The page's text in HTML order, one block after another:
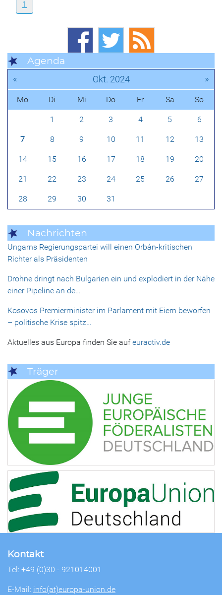
1
Agenda
« Okt. 2024 »
Mo Di Mi Do Fr Sa So
1 2 3 4 5 6
7 8 9 10 11 12 13
14 15 16 17 18 19 20
21 22 23 24 25 26 27
28 29 30 31
Nachrichten
Ungarns Regierungspartei will einen Orbán-kritischen
Richter als Präsidenten
Drohne dringt nach Bulgarien ein und explodiert in der Nähe
einer Pipeline an de…
Kosovos Premierminister im Parlament mit Eiern beworfen
– politische Krise spitz…
Aktuelles aus Europa finden Sie aufeuractiv.de
Träger
Kontakt
Tel: +49 (0)30 - 921014001
E-Mail: info(at)europa-union.de